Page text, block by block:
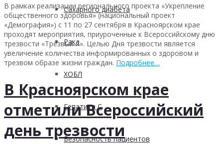
Сахарного диабета
Рака
ХОБЛ
Гепатита С
Безопасность пациентов
В рамках реализации регионального проекта «Укрепление
общественного здоровья» (национальный проект
«Демография») с 11 по 27 сентября в Красноярском крае
проходят мероприятия, приуроченные к Всероссийскому дню
трезвости «Трезвый Я». Целью Дня трезвости является
увеличение количества информированных о здоровом и
трезвом образе жизни граждан. Подробнее…
В Красноярском крае
отметили Всероссийский
день трезвости